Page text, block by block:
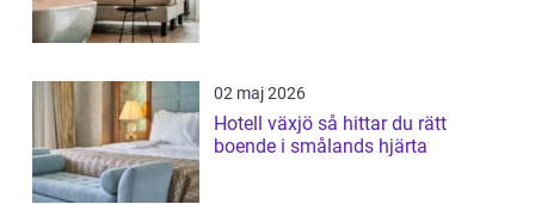
02 maj 2026
Hotell växjö så hittar du rätt
boende i smålands hjärta